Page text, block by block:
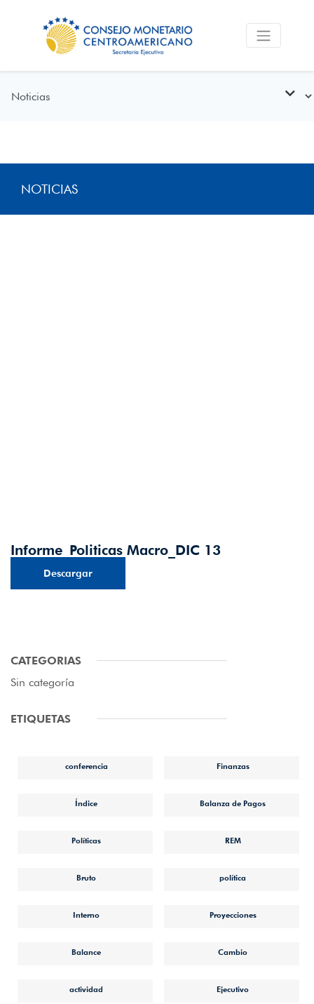
NOTICIAS
Informe_Politicas Macro_DIC 13
Descargar
CATEGORIAS
Sin categoría
ETIQUETAS
conferencia Finanzas
Índice Balanza de Pagos
Políticas REM
Bruto política
Interno Proyecciones
Balance Cambio
actividad Ejecutivo